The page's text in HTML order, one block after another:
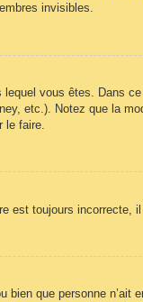
invisibles.
lequel vous êtes. Dans
etc.). Notez que la
le faire.
est toujours
bien que personne